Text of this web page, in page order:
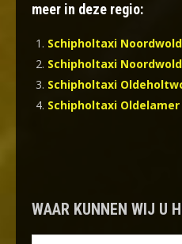
meer in deze regio:
Schipholtaxi
Schipholtaxi
Schipholtaxi
Schipholtaxi Oldelamer
WAAR KUNNEN WIJ U